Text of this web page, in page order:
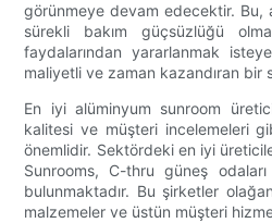
görünmeye devam edecektir. Bu,
sürekli bakım güçsüzlüğü
faydalarından yararlanmak
maliyetli ve zaman kazandıran bir
En iyi alüminyum sunroom
kalitesi ve müşteri incelemeleri
önemlidir. Sektördeki en iyi
Sunrooms, C-thru güneş
bulunmaktadır. Bu şirketler
malzemeler ve üstün müşteri